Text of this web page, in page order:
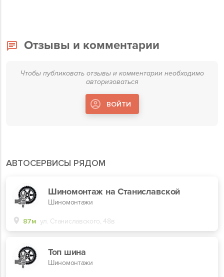
АВТОСЕРВИСЫ РЯДОМ
Шиномонтаж на Станиславской
Шиномонтажи
87м ул. Станиславского, 48в
Топ шина
Шиномонтажи
Отзывы и комментарии
Чтобы публиковать отзывы и комментарии необходимо
авторизоваться
ВОЙТИ